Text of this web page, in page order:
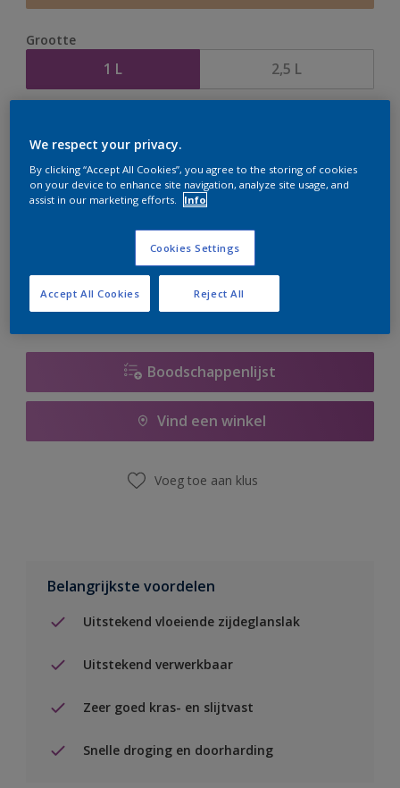
Grootte
1 L 2,5 L
er hard aan om de voorraad aan te vullen.
Boodschappenlijst
Vind een winkel
Voeg toe aan klus
Belangrijkste voordelen
Uitstekend vloeiende zijdeglanslak
Uitstekend verwerkbaar
Zeer goed kras- en slijtvast
Snelle droging en doorharding
We respect your privacy.
By clicking “Accept All Cookies”, you agree to the storing of cookies
on your device to enhance site navigation, analyze site usage, and
assist in our marketing efforts.
Info
Cookies Settings
Reject All
Accept All Cookies